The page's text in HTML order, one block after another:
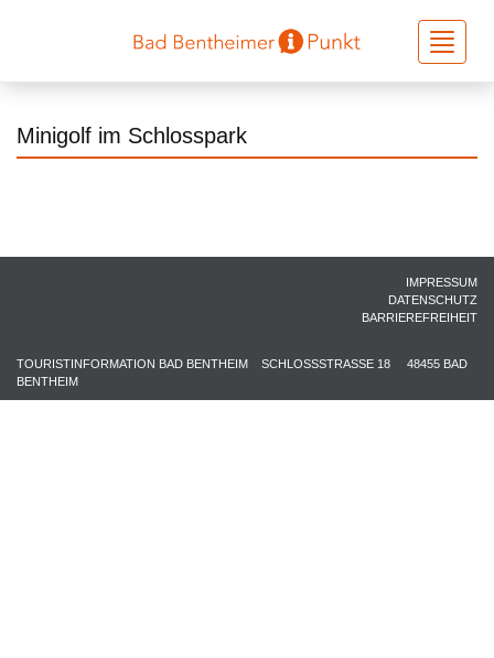
Toggle
Minigolf im Schlosspark
IMPRESSUM
DATENSCHUTZ
BARRIEREFREIHEIT
TOURISTINFORMATION BAD BENTHEIM SCHLOSSSTRASSE 18 48455 BAD
BENTHEIM